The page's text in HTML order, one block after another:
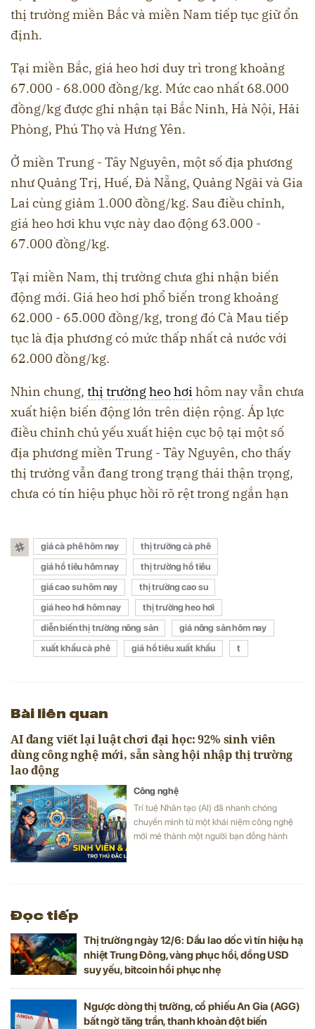
thị trường miền Bắc và miền Nam tiếp tục giữ ổn
định.
Tại miền Bắc, giá heo hơi duy trì trong khoảng
67.000 - 68.000 đồng/kg. Mức cao nhất 68.000
đồng/kg được ghi nhận tại Bắc Ninh, Hà Nội, Hải
Phòng, Phú Thọ và Hưng Yên.
Ở miền Trung - Tây Nguyên, một số địa phương
như Quảng Trị, Huế, Đà Nẵng, Quảng Ngãi và Gia
Lai cùng giảm 1.000 đồng/kg. Sau điều chỉnh,
giá heo hơi khu vực này dao động 63.000 -
67.000 đồng/kg.
Tại miền Nam, thị trường chưa ghi nhận biến
động mới. Giá heo hơi phổ biến trong khoảng
62.000 - 65.000 đồng/kg, trong đó Cà Mau tiếp
tục là địa phương có mức thấp nhất cả nước với
62.000 đồng/kg.
Nhìn chung, thị trường heo hơi hôm nay vẫn chưa
xuất hiện biến động lớn trên diện rộng. Áp lực
điều chỉnh chủ yếu xuất hiện cục bộ tại một số
địa phương miền Trung - Tây Nguyên, cho thấy
thị trường vẫn đang trong trạng thái thận trọng,
chưa có tín hiệu phục hồi rõ rệt trong ngắn hạn
giá cà phê hôm nay
thị trường cà phê
giá hồ tiêu hôm nay
thị trường hồ tiêu
giá cao su hôm nay
thị trường cao su
giá heo hơi hôm nay
thị trường heo hơi
diễn biến thị trường nông sản
giá nông sản hôm nay
xuất khẩu cà phê
giá hồ tiêu xuất khẩu t
Bài liên quan
AI đang viết lại luật chơi đại học: 92% sinh viên
dùng công nghệ mới, sẵn sàng hội nhập thị trường
lao động
Công nghệ
Trí tuệ Nhân tạo (AI) đã nhanh chóng
chuyển mình từ một khái niệm công nghệ
mới mẻ thành một người bạn đồng hành
Đọc tiếp
Thị trường ngày 12/6: Dầu lao dốc vì tín hiệu hạ
nhiệt Trung Đông, vàng phục hồi, đồng USD
suy yếu, bitcoin hồi phục nhẹ
Ngược dòng thị trường, cổ phiếu An Gia (AGG)
bất ngờ tăng trần, thanh khoản đột biến